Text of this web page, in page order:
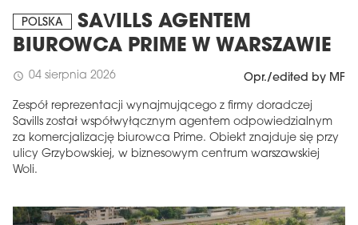
POLSKA
SAVILLS AGENTEM
BIUROWCA PRIME W WARSZAWIE
schedule 04 sierpnia 2026 Opr./edited by MF
Zespół reprezentacji wynajmującego z firmy doradczej
Savills został współwyłącznym agentem odpowiedzialnym
za komercjalizację biurowca Prime. Obiekt znajduje się przy
ulicy Grzybowskiej, w biznesowym centrum warszawskiej
Woli.